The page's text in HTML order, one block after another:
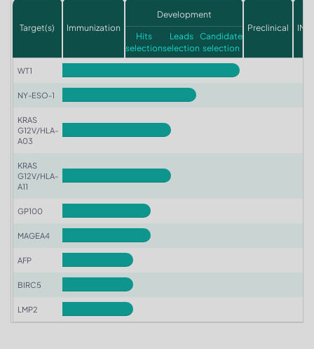
Target(s) Immunization
Development
Hits
selection
Leads
selection
Candidate
selection
Preclinical IND
WT1
NY-ESO-1
KRAS
G12V/HLA-
A03
KRAS
G12V/HLA-
A11
GP100
MAGEA4
AFP
BIRC5
LMP2